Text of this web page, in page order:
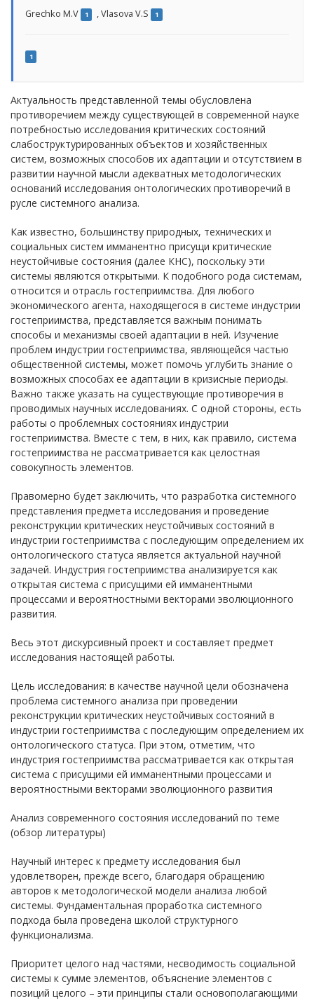
Grechko M.V 1 ,Vlasova V.S 1
1
Актуальность представленной темы обусловлена
противоречием между существующей в современной науке
потребностью исследования критических состояний
слабоструктурированных объектов и хозяйственных
систем, возможных способов их адаптации и отсутствием в
развитии научной мысли адекватных методологических
оснований исследования онтологических противоречий в
русле системного анализа.
Как известно, большинству природных, технических и
социальных систем имманентно присущи критические
неустойчивые состояния (далее КНС), поскольку эти
системы являются открытыми. К подобного рода системам,
относится и отрасль гостеприимства. Для любого
экономического агента, находящегося в системе индустрии
гостеприимства, представляется важным понимать
способы и механизмы своей адаптации в ней. Изучение
проблем индустрии гостеприимства, являющейся частью
общественной системы, может помочь углубить знание о
возможных способах ее адаптации в кризисные периоды.
Важно также указать на существующие противоречия в
проводимых научных исследованиях. С одной стороны, есть
работы о проблемных состояниях индустрии
гостеприимства. Вместе с тем, в них, как правило, система
гостеприимства не рассматривается как целостная
совокупность элементов.
Правомерно будет заключить, что разработка системного
представления предмета исследования и проведение
реконструкции критических неустойчивых состояний в
индустрии гостеприимства с последующим определением их
онтологического статуса является актуальной научной
задачей. Индустрия гостеприимства анализируется как
открытая система с присущими ей имманентными
процессами и вероятностными векторами эволюционного
развития.
Весь этот дискурсивный проект и составляет предмет
исследования настоящей работы.
Цель исследования: в качестве научной цели обозначена
проблема системного анализа при проведении
реконструкции критических неустойчивых состояний в
индустрии гостеприимства с последующим определением их
онтологического статуса. При этом, отметим, что
индустрия гостеприимства рассматривается как открытая
система с присущими ей имманентными процессами и
вероятностными векторами эволюционного развития
Анализ современного состояния исследований по теме
(обзор литературы)
Научный интерес к предмету исследования был
удовлетворен, прежде всего, благодаря обращению
авторов к методологической модели анализа любой
системы. Фундаментальная проработка системного
подхода была проведена школой структурного
функционализма.
Приоритет целого над частями, несводимость социальной
системы к сумме элементов, объяснение элементов с
позиций целого – эти принципы стали основополагающими